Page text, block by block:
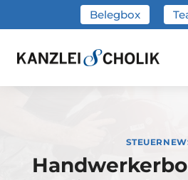
Inhalt
springen
Belegbox